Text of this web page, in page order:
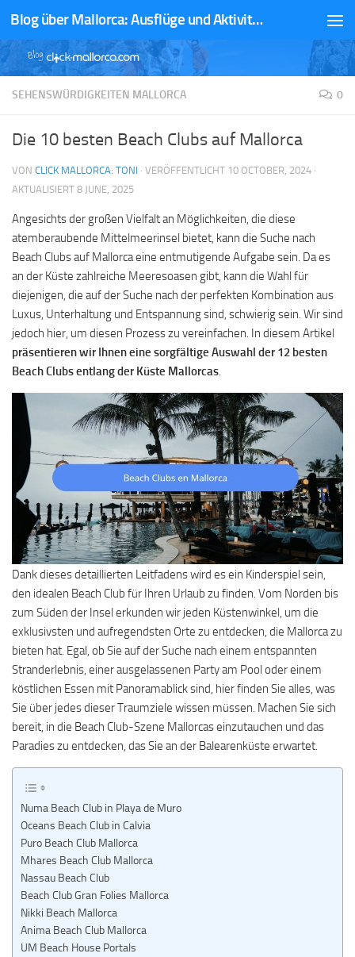
Zum Inhalt springen Blog über Mallorca: Ausflüge und Aktivitäten
SEHENSWÜRDIGKEITEN MALLORCA 0
Die 10 besten Beach Clubs auf Mallorca
VON CLICK MALLORCA: TONI · VERÖFFENTLICHT 10 OCTOBER, 2024 ·
AKTUALISIERT 8 JUNE, 2025
Angesichts der großen Vielfalt an Möglichkeiten, die diese
atemberaubende Mittelmeerinsel bietet, kann die Suche nach
Beach Clubs auf Mallorca eine entmutigende Aufgabe sein. Da es
an der Küste zahlreiche Meeresoasen gibt, kann die Wahl für
diejenigen, die auf der Suche nach der perfekten Kombination aus
Luxus, Unterhaltung und Entspannung sind, schwierig sein. Wir sind
jedoch hier, um diesen Prozess zu vereinfachen. In diesem Artikel
präsentieren wir Ihnen eine sorgfältige Auswahl der 12 besten
Beach Clubs entlang der Küste Mallorcas
Dank dieses detaillierten Leitfadens wird es ein Kinderspiel sein,
den idealen Beach Club für Ihren Urlaub zu finden. Vom Norden bis
zum Süden der Insel erkunden wir jeden Küstenwinkel, um die
exklusivsten und aufregendsten Orte zu entdecken, die Mallorca zu
bieten hat. Egal, ob Sie auf der Suche nach einem entspannten
Stranderlebnis, einer ausgelassenen Party am Pool oder einem
köstlichen Essen mit Panoramablick sind, hier finden Sie alles, was
Sie über jedes dieser Traumziele wissen müssen. Machen Sie sich
bereit, in die Beach Club-Szene Mallorcas einzutauchen und das
Paradies zu entdecken, das Sie an der Balearenküste erwartet.
Numa Beach Club in Playa de Muro
Oceans Beach Club in Calvia
Puro Beach Club Mallorca
Mhares Beach Club Mallorca
Nassau Beach Club
Beach Club Gran Folies Mallorca
Nikki Beach Mallorca
Anima Beach Club Mallorca
UM Beach House Portals